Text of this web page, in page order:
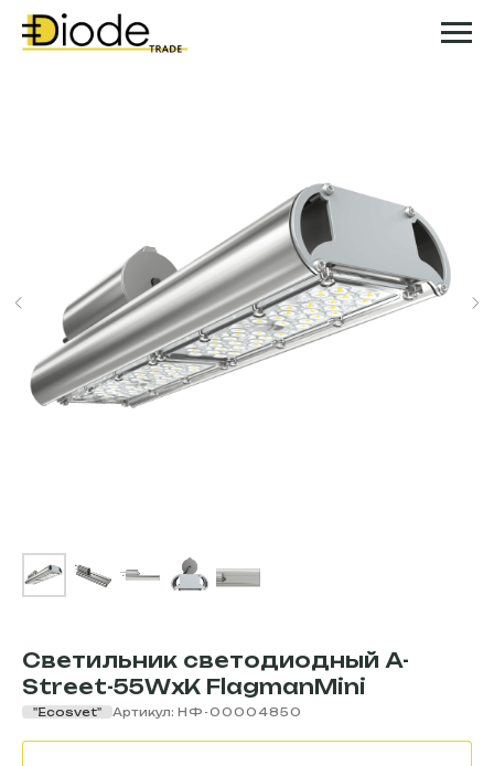
Светильник светодиодный A-
Street-55WxK FlagmanMini
"Ecosvet" Артикул: НФ-00004850